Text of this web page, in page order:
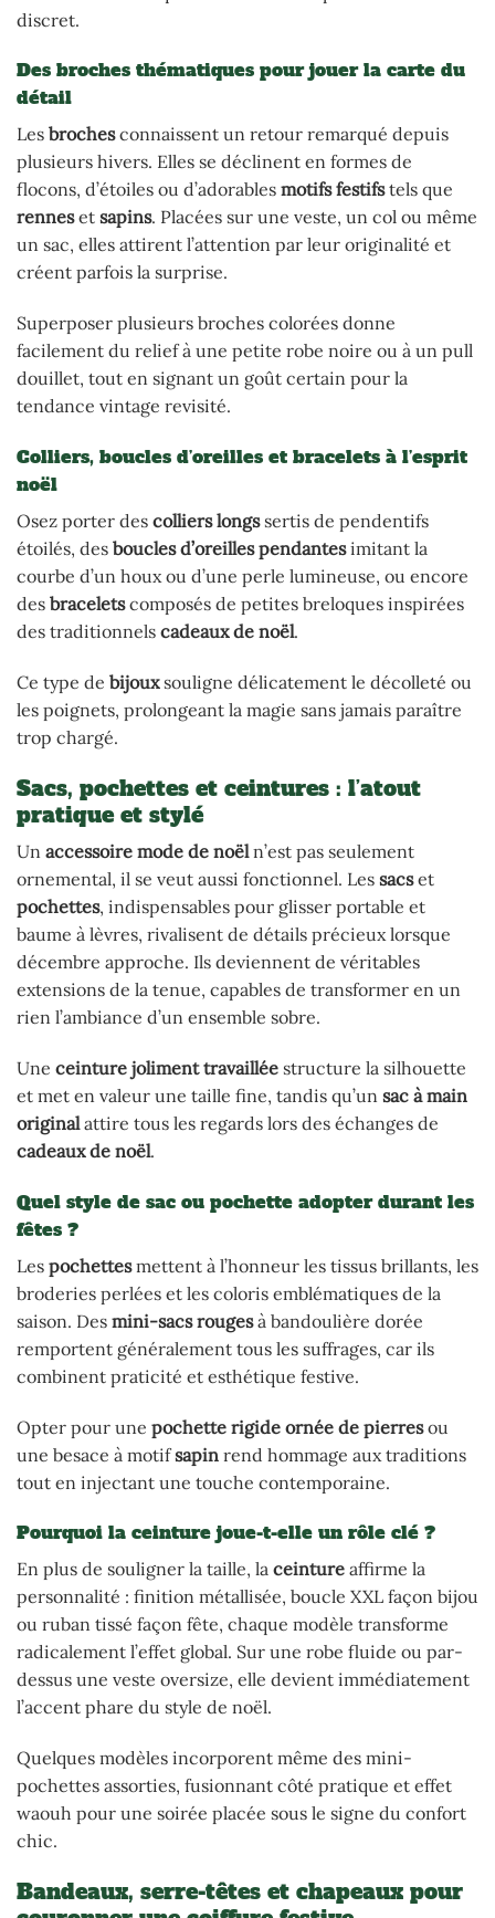
discret.
Des broches thématiques pour jouer la carte du
détail
Les brochesconnaissent un retour remarqué depuis
plusieurs hivers. Elles se déclinent en formes de
flocons, d’étoiles ou d’adorables motifs festifstels que
renneset sapins. Placées sur une veste, un col ou même
un sac, elles attirent l’attention par leur originalité et
créent parfois la surprise.
Superposer plusieurs broches colorées donne
facilement du relief à une petite robe noire ou à un pull
douillet, tout en signant un goût certain pour la
tendance vintage revisité.
Colliers, boucles d’oreilles et bracelets à l’esprit
noël
Osez porter des colliers longssertis de pendentifs
étoilés, des boucles d’oreilles pendantesimitant la
courbe d’un houx ou d’une perle lumineuse, ou encore
des braceletscomposés de petites breloques inspirées
des traditionnels cadeaux de noël.
Ce type de bijouxsouligne délicatement le décolleté ou
les poignets, prolongeant la magie sans jamais paraître
trop chargé.
Sacs, pochettes et ceintures : l’atout
pratique et stylé
Un accessoire mode de noëln’est pas seulement
ornemental, il se veut aussi fonctionnel. Les sacset
pochettes, indispensables pour glisser portable et
baume à lèvres, rivalisent de détails précieux lorsque
décembre approche. Ils deviennent de véritables
extensions de la tenue, capables de transformer en un
rien l’ambiance d’un ensemble sobre.
Une ceinture joliment travaillée structure la silhouette
et met en valeur une taille fine, tandis qu’un sac à main
originalattire tous les regards lors des échanges de
cadeaux de noël.
Quel style de sac ou pochette adopter durant les
fêtes ?
Les pochettesmettent à l’honneur les tissus brillants, les
broderies perlées et les coloris emblématiques de la
saison. Des mini-sacs rougesà bandoulière dorée
remportent généralement tous les suffrages, car ils
combinent praticité et esthétique festive.
Opter pour une pochette rigide ornée de pierresou
une besace à motifsapin rend hommage aux traditions
tout en injectant une touche contemporaine.
Pourquoi la ceinture joue-t-elle un rôle clé ?
En plus de souligner la taille, la ceinture affirme la
personnalité : finition métallisée, boucle XXL façon bijou
ou ruban tissé façon fête, chaque modèle transforme
radicalement l’effet global. Sur une robe fluide ou par-
dessus une veste oversize, elle devient immédiatement
l’accent phare du style de noël.
Quelques modèles incorporent même des mini-
pochettes assorties, fusionnant côté pratique et effet
waouh pour une soirée placée sous le signe du confort
chic.
Bandeaux, serre-têtes et chapeaux pour